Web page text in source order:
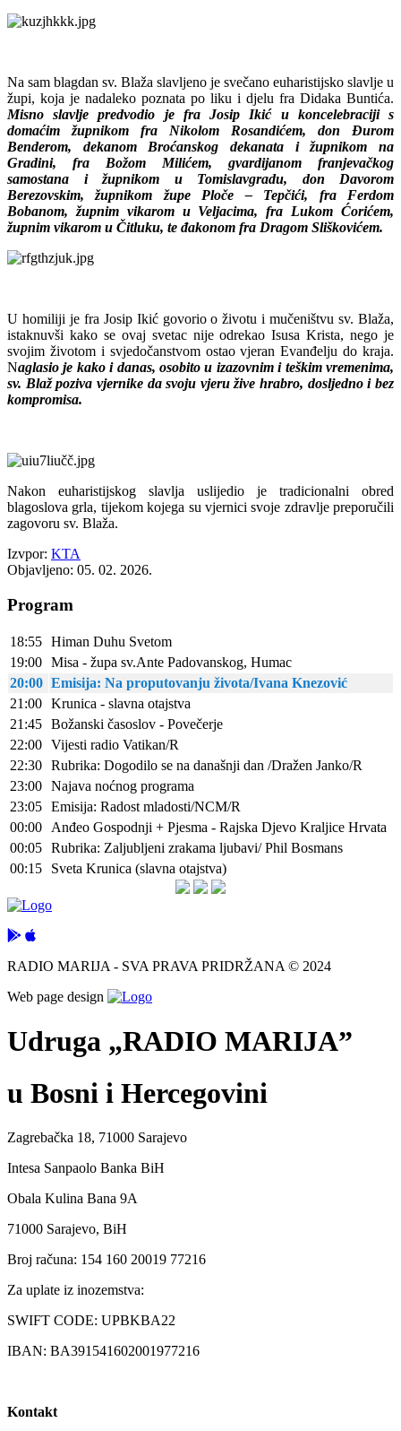
Na sam blagdan sv. Blaža slavljeno je svečano euharistijsko slavlje u
župi, koja je nadaleko poznata po liku i djelu fra Didaka Buntića.
Misno slavlje predvodio je fra Josip Ikić u koncelebraciji s
domaćim župnikom fra Nikolom Rosandićem, don Đurom
Benderom, dekanom Broćanskog dekanata i župnikom na
Gradini, fra Božom Milićem, gvardijanom franjevačkog
samostana i župnikom u Tomislavgradu, don Davorom
Berezovskim, župnikom župe Ploče – Tepčići, fra Ferdom
Bobanom, župnim vikarom u Veljacima, fra Lukom Ćorićem,
župnim vikarom u Čitluku, te đakonom fra Dragom Sliškovićem.
U homiliji je fra Josip Ikić govorio o životu i mučeništvu sv. Blaža,
istaknuvši kako se ovaj svetac nije odrekao Isusa Krista, nego je
svojim životom i svjedočanstvom ostao vjeran Evanđelju do kraja.
Naglasio je kako i danas, osobito u izazovnim i teškim vremenima,
sv. Blaž poziva vjernike da svoju vjeru žive hrabro, dosljedno i bez
kompromisa.
Nakon euharistijskog slavlja uslijedio je tradicionalni obred
blagoslova grla, tijekom kojega su vjernici svoje zdravlje preporučili
zagovoru sv. Blaža.
Izvpor: KTA
Objavljeno: 05. 02. 2026.
Program
18:55 Himan Duhu Svetom
19:00 Misa - župa sv.Ante Padovanskog, Humac
20:00 Emisija: Na proputovanju života/Ivana Knezović
21:00 Krunica - slavna otajstva
21:45 Božanski časoslov - Povečerje
22:00 Vijesti radio Vatikan/R
22:30 Rubrika: Dogodilo se na današnji dan /Dražen Janko/R
23:00 Najava noćnog programa
23:05 Emisija: Radost mladosti/NCM/R
00:00
Anđeo Gospodnji + Pjesma - Rajska Djevo Kraljice Hrvata
00:05 Rubrika: Zaljubljeni zrakama ljubavi/ Phil Bosmans
00:15
Sveta Krunica (slavna otajstva)
RADIO MARIJA - SVA PRAVA PRIDRŽANA © 2024
Web page design
Udruga „RADIO MARIJA”
u Bosni i Hercegovini
Zagrebačka 18, 71000 Sarajevo
Intesa Sanpaolo Banka BiH
Obala Kulina Bana 9A
71000 Sarajevo, BiH
Broj računa: 154 160 20019 77216
Za uplate iz inozemstva:
SWIFT CODE: UPBKBA22
IBAN: BA391541602001977216
Kontakt